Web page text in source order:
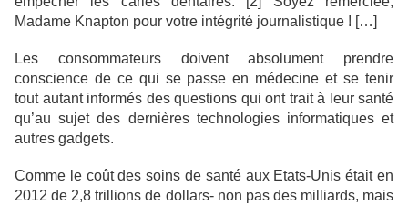
Madame Knapton pour votre intégrité journalistique ! […]
Les consommateurs doivent absolument prendre
conscience de ce qui se passe en médecine et se tenir
tout autant informés des questions qui ont trait à leur santé
qu’au sujet des dernières technologies informatiques et
autres gadgets.
Comme le coût des soins de santé aux Etats-Unis était en
2012 de 2,8 trillions de dollars- non pas des milliards, mais